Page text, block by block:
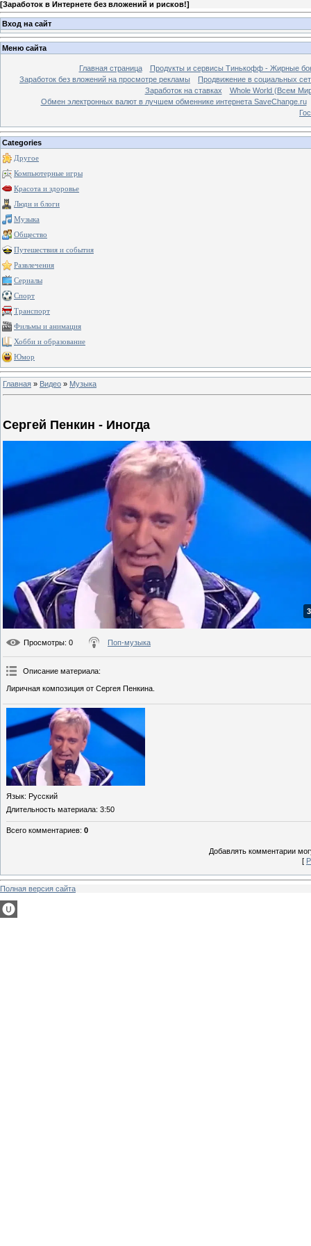
[Заработок в Интернете без вложений и рисков!]
Вход на сайт
Меню сайта
Главная страница
Продукты и сервисы Тинькофф - Жирные
Заработок без вложений на просмотре рекламы
Продвижение в социальных
Заработок на ставках
Whole World (Всем
Обмен электронных валют в лучшем обменнике интернета SaveChange.ru
Categories
Другое
Компьютерные игры
Красота и здоровье
Люди и блоги
Музыка
Общество
Путешествия и события
Развлечения
Сериалы
Спорт
Транспорт
Фильмы и анимация
Хобби и образование
Юмор
Главная » Видео » Музыка
Сергей Пенкин - Иногда
Просмотры: 0 Поп-музыка
Описание материала:
Лиричная композиция от Сергея Пенкина.
Язык: Русский
Длительность материала: 3:50
Всего комментариев: 0
Добавлять комментарии
[
Полная версия сайта